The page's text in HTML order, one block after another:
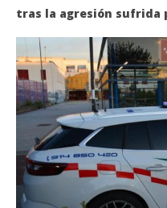
tras la agresión sufrida